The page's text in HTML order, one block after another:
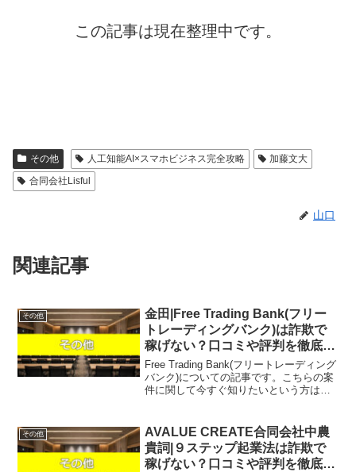
この記事は現在整理中です。
その他 人工知能AI×スマホビジネス完全攻略
加藤文大
合同会社Lisful
山口
関連記事
その他
金田|Free Trading Bank(フリー
トレーディングバンク)は詐欺で
稼げない？口コミや評判を徹底調
査しました！
Free Trading Bank(フリートレーディング
バンク)についての記事です。こちらの案
件に関して今すぐ知りたいという方は、
件を教えて欲しいという方にも、自分...
その他
AVALUE CREATE合同会社中農
貴詞|９ステップ起業法は詐欺で
稼げない？口コミや評判を徹底調